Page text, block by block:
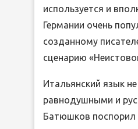
используется и
Германии очень
созданному
сценарию
Итальянский язык
равнодушными и
Батюшков поспорил